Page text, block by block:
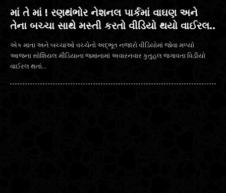
માં તે માં ! રણથંભોર નેશનલ પાર્કમાં વાઘણ અને
તેના બચ્ચા સાથે મસ્તી કરતો વીડિયો થયો વાઈરલ..
એક માતા અને બચ્ચાઓ વચ્ચેનો અદ્ભૂત નજારો વીડિયોમાં જોવા મળ્યો
આજના સોશિયલ મીડિયાના જમાનામાં અવારનવાર કુતુહલ જગાવતા વિડીયો
વાઈરલ થતાં...